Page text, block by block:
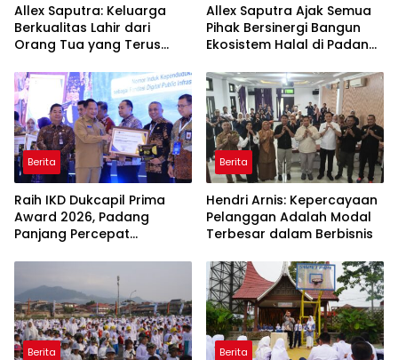
Allex Saputra: Keluarga
Berkualitas Lahir dari
Orang Tua yang Terus
Allex Saputra Ajak Semua
Pihak Bersinergi Bangun
Ekosistem Halal di Padang
Berita
Raih IKD Dukcapil Prima
Award 2026, Padang
Panjang Percepat
Publik
Berita
Hendri Arnis: Kepercayaan
Pelanggan Adalah Modal
Terbesar dalam Berbisnis
Berita Berita